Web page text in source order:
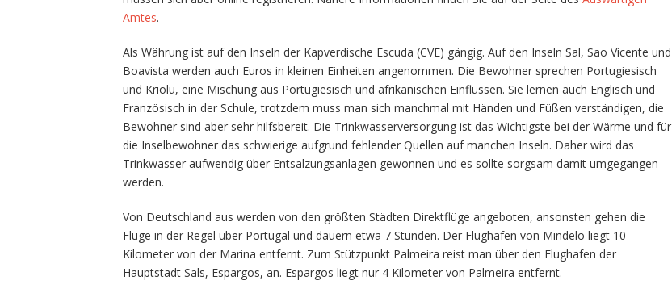
Amtes.
Als Währung ist auf den Inseln der Kapverdische Escuda (CVE) gängig. Auf den Inseln Sal, Sao Vicente und
Boavista werden auch Euros in kleinen Einheiten angenommen. Die Bewohner sprechen Portugiesisch
und Kriolu, eine Mischung aus Portugiesisch und afrikanischen Einflüssen. Sie lernen auch Englisch und
Französisch in der Schule, trotzdem muss man sich manchmal mit Händen und Füßen verständigen, die
Bewohner sind aber sehr hilfsbereit. Die Trinkwasserversorgung ist das Wichtigste bei der Wärme und für
die Inselbewohner das schwierige aufgrund fehlender Quellen auf manchen Inseln. Daher wird das
Trinkwasser aufwendig über Entsalzungsanlagen gewonnen und es sollte sorgsam damit umgegangen
werden.
Von Deutschland aus werden von den größten Städten Direktflüge angeboten, ansonsten gehen die
Flüge in der Regel über Portugal und dauern etwa 7 Stunden. Der Flughafen von Mindelo liegt 10
Kilometer von der Marina entfernt. Zum Stützpunkt Palmeira reist man über den Flughafen der
Hauptstadt Sals, Espargos, an. Espargos liegt nur 4 Kilometer von Palmeira entfernt.